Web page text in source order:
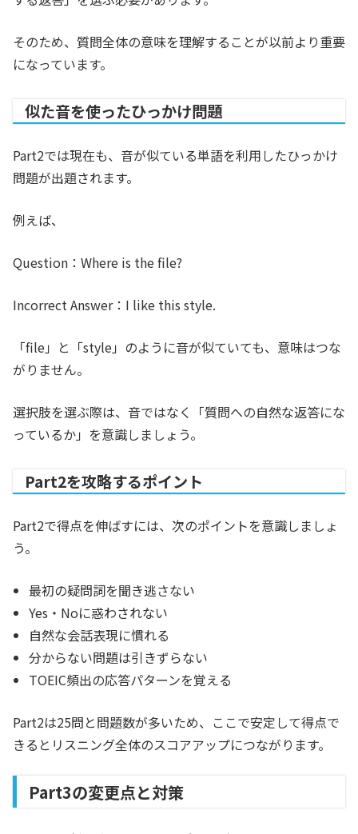
そのため、質問全体の意味を理解することが以前より重要
になっています。
似た音を使ったひっかけ問題
Part2では現在も、音が似ている単語を利用したひっかけ
問題が出題されます。
例えば、
Question： Where is the file?
Incorrect Answer： I like this style.
「file」と「style」のように音が似ていても、意味はつな
がりません。
選択肢を選ぶ際は、音ではなく「質問への自然な返答にな
っているか」を意識しましょう。
Part2を攻略するポイント
Part2で得点を伸ばすには、次のポイントを意識しましょ
う。
最初の疑問詞を聞き逃さない
Yes・Noに惑わされない
自然な会話表現に慣れる
分からない問題は引きずらない
TOEIC頻出の応答パターンを覚える
Part2は25問と問題数が多いため、ここで安定して得点で
きるとリスニング全体のスコアアップにつながります。
Part3の変更点と対策